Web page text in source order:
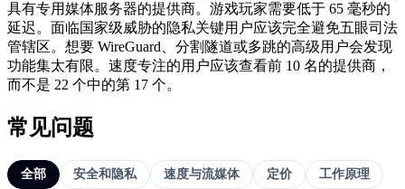
具有专用媒体服务器的提供商。游戏玩家需要低于 65 毫秒的
延迟。面临国家级威胁的隐私关键用户应该完全避免五眼司法
管辖区。想要 WireGuard、分割隧道或多跳的高级用户会发现
功能集太有限。速度专注的用户应该查看前 10 名的提供商，
而不是 22 个中的第 17 个。
常见问题
全部 安全和隐私 速度与流媒体 定价
工作原理